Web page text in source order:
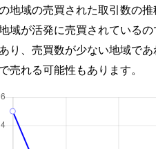
地域の売買された取引数の推
域が活発に売買されている
り、売買数が少ない地域で
売れる可能性もあります。